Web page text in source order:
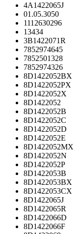
4A1422065J
01.05.3050
1112630296
13434
3B1422071R
7852974645
7852501328
7852974326
8D1422052BX
8D1422052PX
8D1422052X
8D1422052
8D1422052B
8D1422052C
8D1422052D
8D1422052E
8D1422052MX
8D1422052N
8D1422052P
8D1422053B
8D1422053BX
8D1422053CX
8D1422065J
8D1422065R
8D1422066D
8D1422066F